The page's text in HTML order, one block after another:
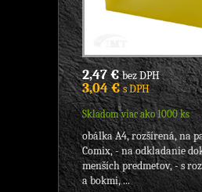
2,47 €bez DPH
3,04 €s DPH
Skladom viac ako 1000 ks
obálka A4, rozšírená, na
Comix, - na odkladanie
menších predmetov, - s
a bokmi, ...